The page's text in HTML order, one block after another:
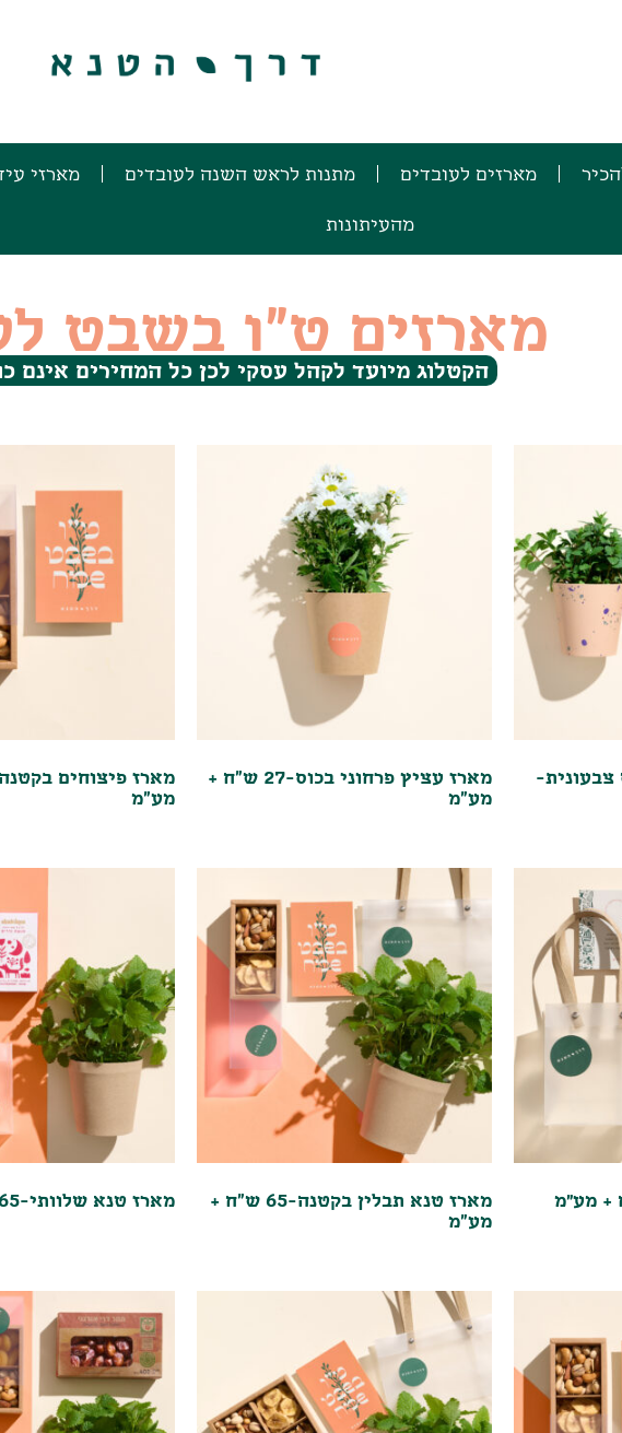
מארזים לעובדים מתנות לראש השנה לעובדים מארזי
מהעיתונות
מארזים ט"ו בשבט
הקטלוג מיועד לקהל עסקי לכן כל המחירים אינם
צבעונית-
מארז עציץ פרחוני בכוס-27 ש"ח +
מע"מ
מע"מ
מארז טנא תבלין בקטנה-65 ש"ח +
מע"מ
מארז טנא שלוותי-65 ש"ח + מע"מ